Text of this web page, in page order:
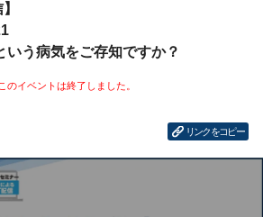
いう病気をご存知ですか？
リンクをコピー